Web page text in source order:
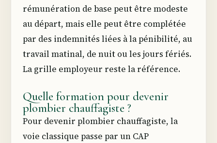
rémunération de base peut être modeste
au départ, mais elle peut être complétée
par des indemnités liées à la pénibilité, au
travail matinal, de nuit ou les jours fériés.
La grille employeur reste la référence.
Quelle formation pour devenir
plombier chauffagiste ?
Pour devenir plombier chauffagiste, la
voie classique passe par un CAP